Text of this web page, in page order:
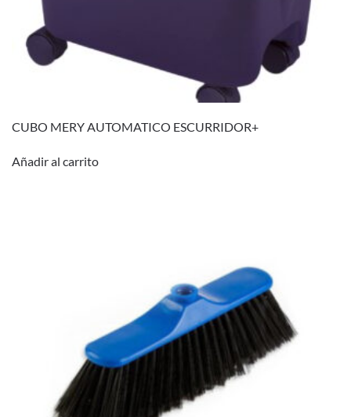
CUBO MERY AUTOMATICO ESCURRIDOR+
Añadir al carrito